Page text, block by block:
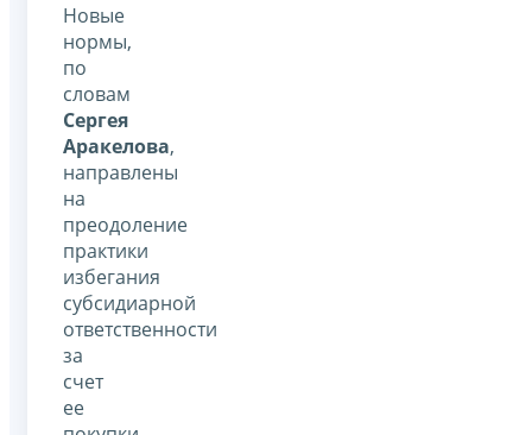
Новые
нормы,
по
словам
Сергея
Аракелова,
направлены
на
преодоление
практики
избегания
субсидиарной
ответственности
за
счет
ее